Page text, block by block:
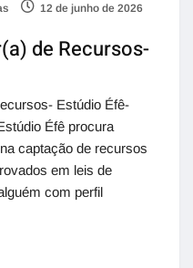
12 de junho de 2026
de Recursos-
Estúdio Éfê-
Éfê procura
captação de recursos
em leis de
com perfil